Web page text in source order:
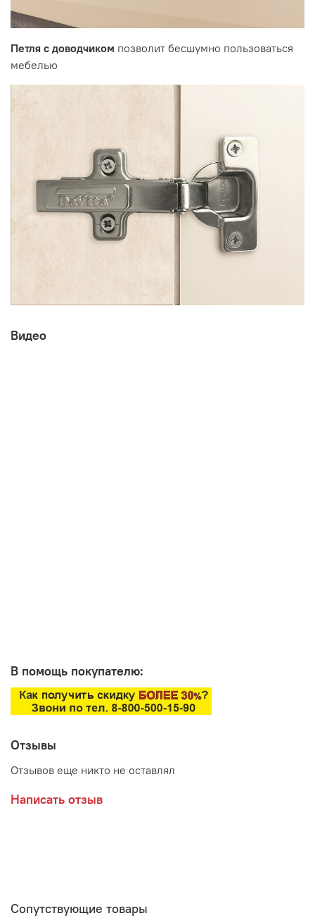
Петля с доводчиком позволит бесшумно пользоваться
мебелью
Видео
В помощь покупателю:
Отзывы
Отзывов еще никто не оставлял
Написать отзыв
Сопутствующие товары